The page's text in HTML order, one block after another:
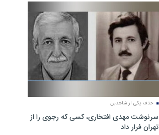
حذف یکی از شاهدین
سرنوشت مهدی افتخاری، کسی که رجوی را از
تهران فرار داد